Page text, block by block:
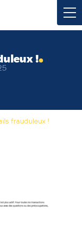
!
frauduleux !